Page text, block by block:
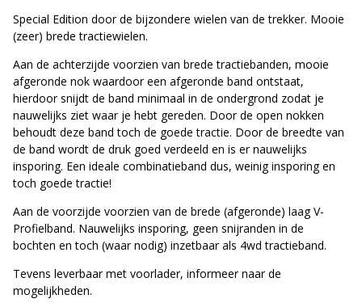
Special Edition door de bijzondere wielen van de trekker. Mooie
(zeer) brede tractiewielen.
Aan de achterzijde voorzien van brede tractiebanden, mooie
afgeronde nok waardoor een afgeronde band ontstaat,
hierdoor snijdt de band minimaal in de ondergrond zodat je
nauwelijks ziet waar je hebt gereden. Door de open nokken
behoudt deze band toch de goede tractie. Door de breedte van
de band wordt de druk goed verdeeld en is er nauwelijks
insporing. Een ideale combinatieband dus, weinig insporing en
toch goede tractie!
Aan de voorzijde voorzien van de brede (afgeronde) laag V-
Profielband. Nauwelijks insporing, geen snijranden in de
bochten en toch (waar nodig) inzetbaar als 4wd tractieband.
Tevens leverbaar met voorlader, informeer naar de
mogelijkheden.